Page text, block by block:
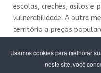
Usamos cookies para melhorar
neste site, você
escolas, creches, asilos e
vulnerabilidade. A outra
território a preços
O Hortas Cariocas conta
primeiro semestre de